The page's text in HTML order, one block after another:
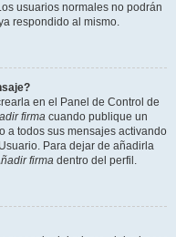
usuarios normales no podrán
respondido al mismo.
en el Panel de Control de
firma cuando publique un
a todos sus mensajes activando
Para dejar de añadirla
firma dentro del perfil.